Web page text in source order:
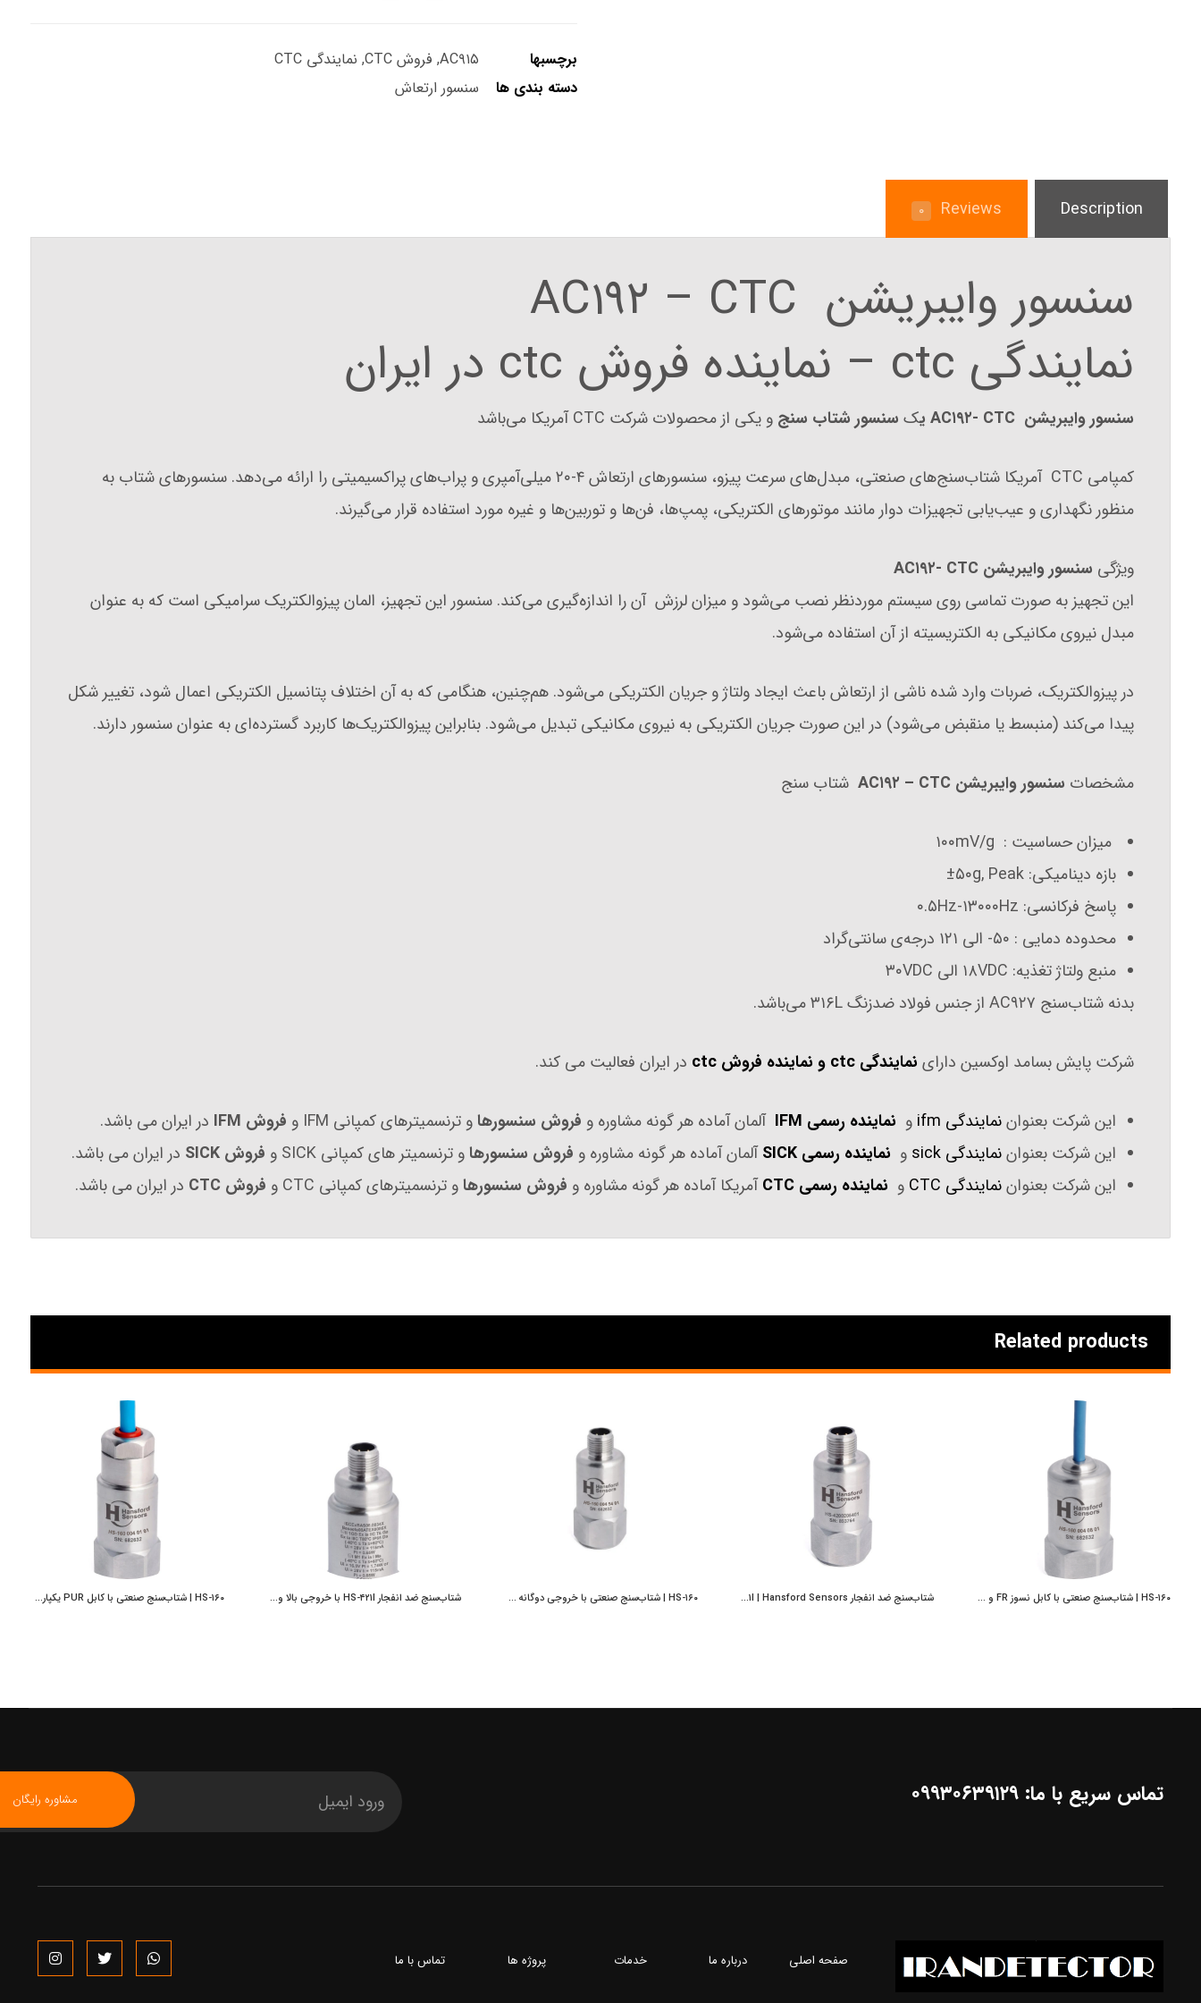
برچسبها AC۹۱۵, فروش CTC , نمایندگی CTC
دسته بندی ها
سنسور ارتعاش
Description
Reviews ۰
سنسور وایبریشن AC۱۹۲ – CTC
نمایندگی ctc – نماینده فروش ctc در ایران
سنسور وایبریشن AC۱۹۲- CTC ی ک سنسور شتاب سنج و یکی از محصولات شرکت CTC آمریکا می‌باشد
کمپامی CTC آمریکا شتاب‌سنج‌های صنعتی، مبدل‌های سرعت پیزو، سنسورهای ارتعاش ۴-۲۰ میلی‌آمپری و پراب‌های پراکسیمیتی را ارائه می‌دهد. سنسورهای شتاب به
منظور نگهداری و عیب‌یابی تجهیزات دوار مانند موتورهای الکتریکی، پمپ‌ها، فن‌ها و توربین‌ها و غیره مورد استفاده قرار می‌گیرند.
ویژگی سنسور وایبریشن AC۱۹۲- CTC
این تجهیز به صورت تماسی روی سیستم موردنظر نصب می‌شود و میزان لرزش آن را اندازه‌گیری می‌کند. سنسور این تجهیز، المان پیزوالکتریک سرامیکی است که به عنوان
مبدل نیروی مکانیکی به الکتریسیته از آن استفاده می‌شود.
در پیزوالکتریک‌، ضربات وارد شده‌ ناشی از ارتعاش باعث ایجاد ولتاژ و جریان الکتریکی می‌شود. هم‌چنین، هنگامی که به آن اختلاف پتانسیل الکتریکی اعمال شود، تغییر شکل
پیدا می‌کند (منبسط یا منقبض می‌شود) در این صورت جریان الکتریکی به نیروی مکانیکی تبدیل می‌شود. بنابراین پیزوالکتریک‌ها کاربرد گسترده‌ای به عنوان سنسور دارند.
مشخصات سنسور وایبریشن AC۱۹۲ – CTC شتاب سنج
میزان حساسیت : ۱۰۰mV/g
بازه دینامیکی: ۵۰g, Peak±
پاسخ فرکانسی: ۰.۵Hz-۱۳۰۰۰Hz
محدوده دمایی : ۵۰- الی ۱۲۱ درجه‌ی سانتی‌گراد
منبع ولتاژ تغذیه: ۱۸VDC الی ۳۰VDC
بدنه‌ شتاب‌سنج AC۹۲۷ از جنس فولاد ضدزنگ ۳۱۶L می‌باشد.
شرکت پایش بسامد اوکسین دارای نمایندگی ctc و نماینده فروش ctc در ایران فعالیت می کند.
این شرکت بعنواننمایندگی ifm و نماینده رسمی IFM آلمان آماده هر گونه مشاوره و فروش سنسورهاو ترنسمیترهای کمپانی IFM و فروش IFM
در ایران می باشد.
این شرکت بعنواننمایندگی sick و نماینده رسمی SICK آلمان آماده هر گونه مشاوره و فروش سنسورهاو ترنسمیتر های کمپانی SICK و فروش SICK
در ایران می باشد.
این شرکت بعنواننمایندگی CTC و نماینده رسمی CTCآمریکا آماده هر گونه مشاوره و فروش سنسورهاو ترنسمیترهای کمپانی CTC و فروش CTC در ایران می باشد.
Related products
HS-۱۶۰ | شتاب‌سنج صنعتی با کابل نسوز FR و خروجی از بالا | Hansford Sensors | پایش بسامد اوکسین شتاب‌سنج ضد انفجار HS-۴۲۱I | Hansford Sensors | پایش بسامد اوکسین HS‑۱۶۰ | شتاب‌سنج صنعتی با خروجی دوگانه و کانکتور M۱۲ چهار پین | Hansford Sensors | پایش بسامد اوکسین شتاب‌سنج ضد انفجار HS-۴۲۱I با خروجی بالا و کانکتور M۱۲ چهار پین | Hansford Sensors | پایش بسامد اوکسین HS-۱۶۰ | شتاب‌سنج صنعتی با کابل PUR یکپارچه و خروجی از بالا | Hansford Sensors | پایش بسامد اوکسین
تماس سریع با ما: ۰۹۹۳۰۶۳۹۱۲۹ مشاوره رایگان
صفحه اصلی درباره ما خدمات پروژه ها تماس با ما